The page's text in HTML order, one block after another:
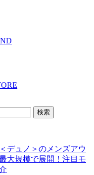
検索
デュノ＞のメンズアウ
大規模で展開！注目モ